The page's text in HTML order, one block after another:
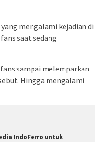
mengalami kejadian di
saat sedang
sampai melemparkan
Hingga mengalami
IndoFerro untuk